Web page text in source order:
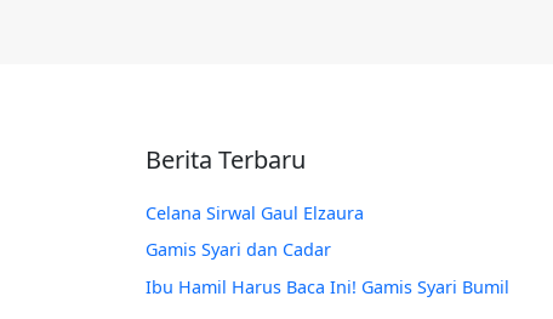
Berita Terbaru
Celana Sirwal Gaul Elzaura
Gamis Syari dan Cadar
Ibu Hamil Harus Baca Ini! Gamis Syari Bumil